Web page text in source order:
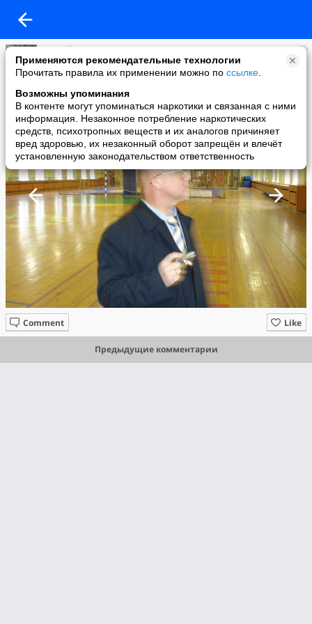
Применяются рекомендательные технологии
Прочитать правила их применении можно по ссылке
Возможны упоминания
В контенте могут упоминаться наркотики и связанная с ними
информация. Незаконное потребление наркотических
средств, психотропных веществ и их аналогов причиняет
вред здоровью, их незаконный оборот запрещён и влечёт
установленную законодательством ответственность
Сергей Платонов
added a photo
10 Sep в 14:25
Like
Comment
Предыдущие комментарии